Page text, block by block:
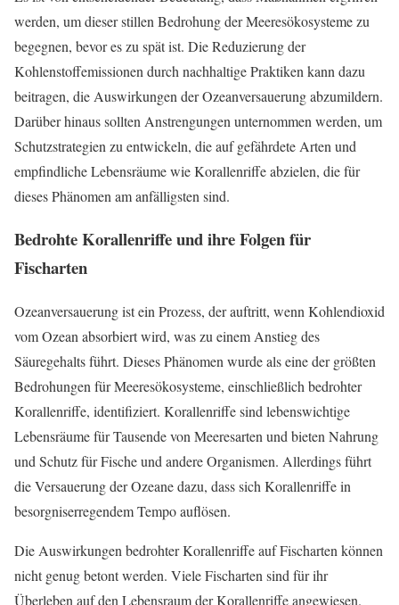
werden, um dieser stillen Bedrohung der Meeresökosysteme zu
begegnen, bevor es zu spät ist. Die Reduzierung der
Kohlenstoffemissionen durch nachhaltige Praktiken kann dazu
beitragen, die Auswirkungen der Ozeanversauerung abzumildern.
Darüber hinaus sollten Anstrengungen unternommen werden, um
Schutzstrategien zu entwickeln, die auf gefährdete Arten und
empfindliche Lebensräume wie Korallenriffe abzielen, die für
dieses Phänomen am anfälligsten sind.
Bedrohte Korallenriffe und ihre Folgen für
Fischarten
Ozeanversauerung ist ein Prozess, der auftritt, wenn Kohlendioxid
vom Ozean absorbiert wird, was zu einem Anstieg des
Säuregehalts führt. Dieses Phänomen wurde als eine der größten
Bedrohungen für Meeresökosysteme, einschließlich bedrohter
Korallenriffe, identifiziert. Korallenriffe sind lebenswichtige
Lebensräume für Tausende von Meeresarten und bieten Nahrung
und Schutz für Fische und andere Organismen. Allerdings führt
die Versauerung der Ozeane dazu, dass sich Korallenriffe in
besorgniserregendem Tempo auflösen.
Die Auswirkungen bedrohter Korallenriffe auf Fischarten können
nicht genug betont werden. Viele Fischarten sind für ihr
Überleben auf den Lebensraum der Korallenriffe angewiesen.